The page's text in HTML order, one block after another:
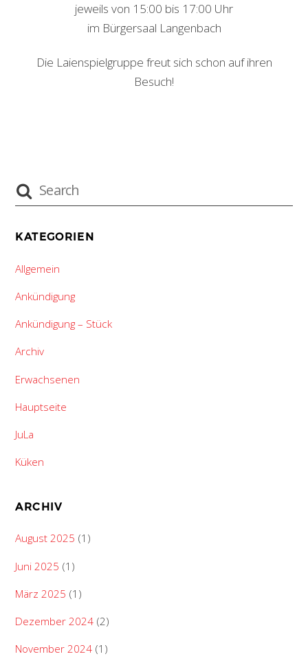
jeweils von 15:00 bis 17:00 Uhr
im Bürgersaal Langenbach
Die Laienspielgruppe freut sich schon auf ihren
Besuch!
KATEGORIEN
Allgemein
Ankündigung
Ankündigung – Stück
Archiv
Erwachsenen
Hauptseite
JuLa
Küken
ARCHIV
August 2025 (1)
Juni 2025 (1)
März 2025 (1)
Dezember 2024 (2)
November 2024 (1)